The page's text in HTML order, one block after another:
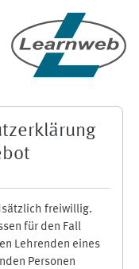
freiwillig.
für den Fall
Lehrenden eines
Personen